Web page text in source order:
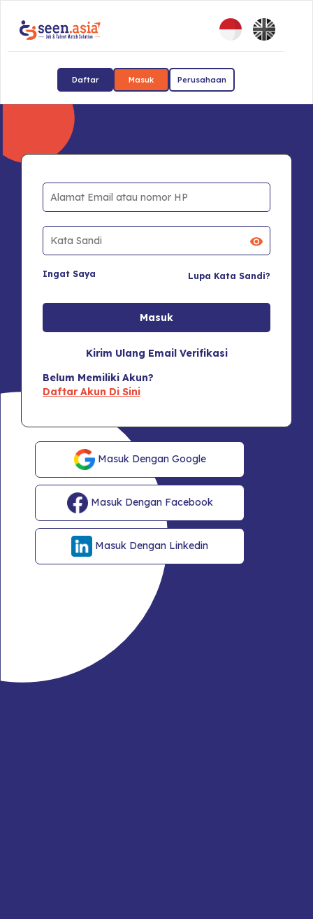
Daftar Masuk Perusahaan
Ingat Saya Lupa Kata Sandi?
Kirim Ulang Email Verifikasi
Belum Memiliki Akun?
Daftar Akun Di Sini
Masuk Dengan Google
Masuk Dengan Facebook
Masuk Dengan Linkedin